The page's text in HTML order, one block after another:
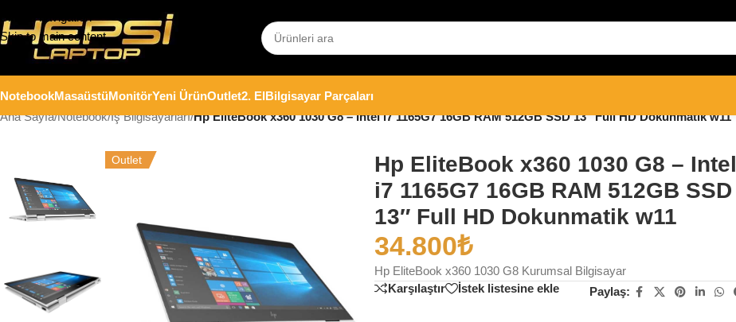
Skip to navigation
Skip to main content
NotebookMasaüstüMonitörYeni ÜrünOutlet2. ElBilgisayar Parçaları
Ana Sayfa/Notebook/İş Bilgisayarları/Hp EliteBook x360 1030 G8 – Intel i7 1165G7 16GB RAM 512GB SSD 13″ Full HD Dokunmatik w11
Outlet
Hp EliteBook x360 1030 G8 – Intel
i7 1165G7 16GB RAM 512GB SSD
13″ Full HD Dokunmatik w11
34.800₺
Hp EliteBook x360 1030 G8 Kurumsal Bilgisayar
Karşılaştır
İstek listesine ekle Paylaş: